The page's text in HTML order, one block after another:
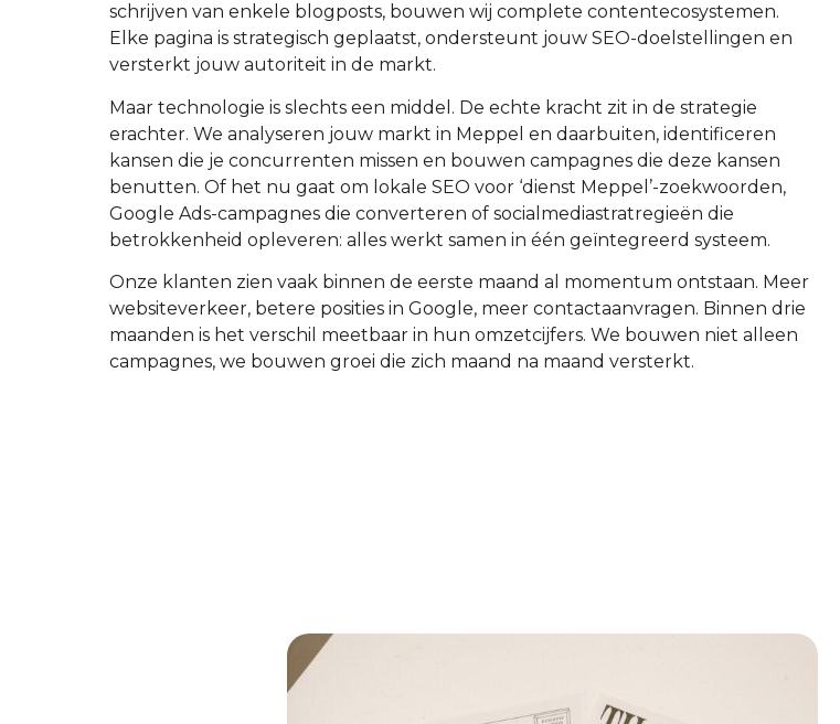
schrijven van enkele blogposts, bouwen wij complete contentecosystemen.
Elke pagina is strategisch geplaatst, ondersteunt jouw SEO-doelstellingen en
versterkt jouw autoriteit in de markt.
Maar technologie is slechts een middel. De echte kracht zit in de strategie
erachter. We analyseren jouw markt in Meppel en daarbuiten, identificeren
kansen die je concurrenten missen en bouwen campagnes die deze kansen
benutten. Of het nu gaat om lokale SEO voor ‘dienst Meppel’-zoekwoorden,
Google Ads-campagnes die converteren of socialmediastratregieën die
betrokkenheid opleveren: alles werkt samen in één geïntegreerd systeem.
Onze klanten zien vaak binnen de eerste maand al momentum ontstaan. Meer
websiteverkeer, betere posities in Google, meer contactaanvragen. Binnen drie
maanden is het verschil meetbaar in hun omzetcijfers. We bouwen niet alleen
campagnes, we bouwen groei die zich maand na maand versterkt.